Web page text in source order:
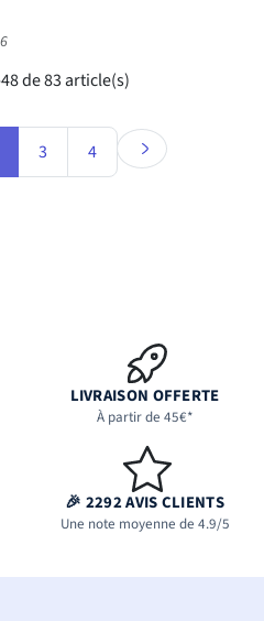
de 83 article(s)
3 4
LIVRAISON OFFERTE
À partir de 45€*
🎉 2292 AVIS CLIENTS
Une note moyenne de 4.9/5